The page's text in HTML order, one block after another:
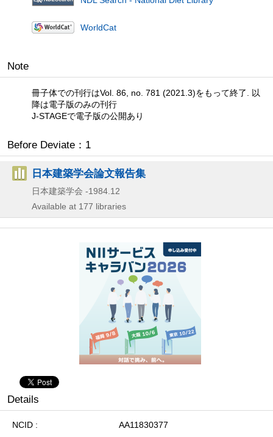
WorldCat
Note
冊子体での刊行はVol. 86, no. 781 (2021.3)をもって終了. 以
降は電子版のみの刊行
J-STAGEで電子版の公開あり
Before Deviate：1
日本建築学会論文報告集
日本建築学会 -1984.12
Available at 177 libraries
Details
NCID
AA11830377